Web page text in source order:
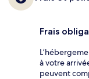
Frais
à votre
peuvent